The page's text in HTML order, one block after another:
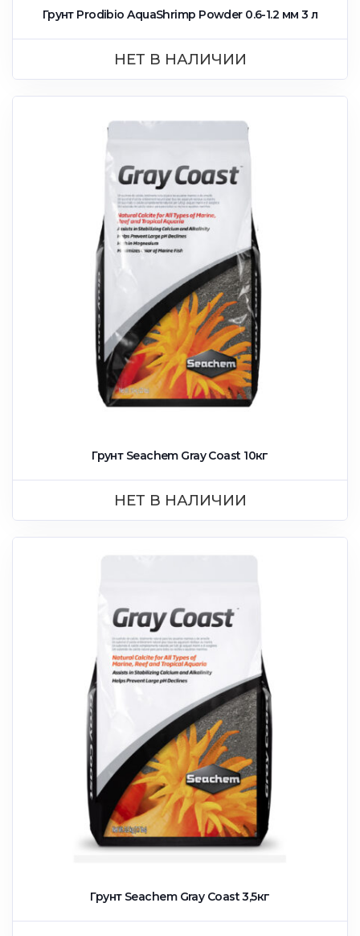
Грунт Prodibio AquaShrimp Powder 0.6-1.2 мм 3 л
НЕТ В НАЛИЧИИ
Грунт Seachem Gray Coast 10кг
НЕТ В НАЛИЧИИ
Грунт Seachem Gray Coast 3,5кг